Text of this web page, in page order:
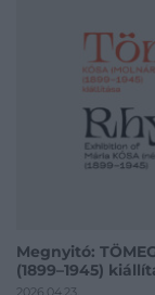
Megnyitó:
(1899–1945)
2026.04.23.